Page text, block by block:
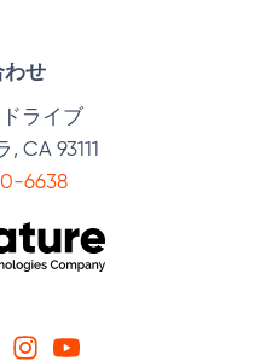
わせ
ライブ
CA 93111
6638
スブック
リンクトイン
インスタグラム
YOUTUBE